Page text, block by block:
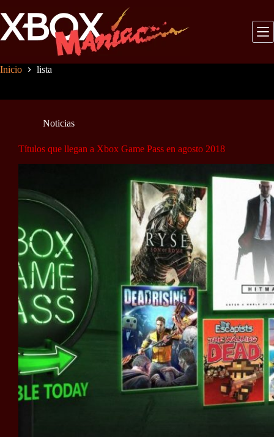
al
contenido
Inicio lista
Noticias
Títulos que llegan a Xbox Game Pass en agosto 2018